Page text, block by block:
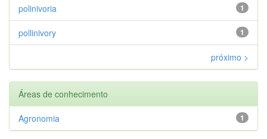
1
polinivoria
1
pollinivory
próximo >
Áreas de conhecimento
1
Agronomia